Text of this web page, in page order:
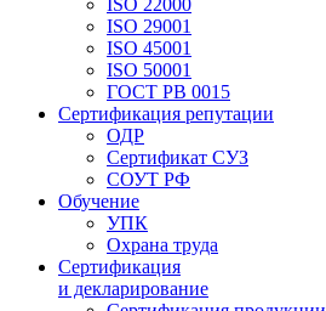
ISO 22000
ISO 29001
ISO 45001
ISO 50001
ГОСТ РВ 0015
Сертификация репутации
ОДР
Сертификат СУЗ
СОУТ РФ
Обучение
УПК
Охрана труда
Сертификация
и декларирование